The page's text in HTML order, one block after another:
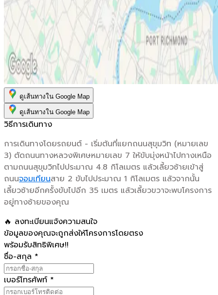
ดูเส้นทางใน Google Map
ดูเส้นทางใน Google Map
วิธีการเดินทาง
การเดินทางโดยรถยนต์ - เริ่มต้นที่แยกถนนสุขุมวิท (หมายเลข
3) ตัดถนนทางหลวงพิเศษหมายเลข 7 ให้ขับมุ่งหน้าไปทางเหนือ
ตามถนนสุขุมวิทไปประมาณ 4.8 กิโลเมตร แล้วเลี้ยวซ้ายเข้าสู่
ถนนจอมเทียนสาย 2 ขับไปประมาณ 1 กิโลเมตร แล้วจากนั้น
เลี้ยวซ้ายอีกครั้งขับไปอีก 35 เมตร แล้วเลี้ยวขวาจะพบโครงการ
อยู่ทางซ้ายของคุณ
🔥 ลงทะเบียนแจ้งความสนใจ
ข้อมูลของคุณจะถูกส่งให้โครงการโดยตรง
พร้อมรับสิทธิพิเศษ!!
ชื่อ-สกุล *
เบอร์โทรศัพท์ *